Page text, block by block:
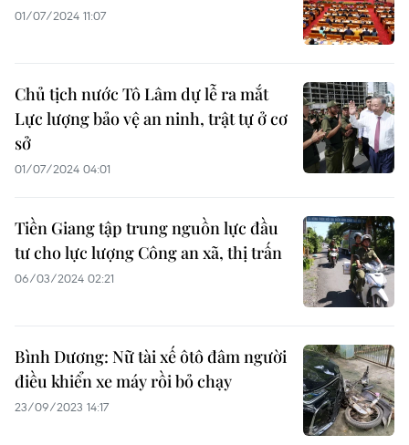
01/07/2024 11:07
Chủ tịch nước Tô Lâm dự lễ ra mắt
Lực lượng bảo vệ an ninh, trật tự ở cơ
sở
01/07/2024 04:01
Tiền Giang tập trung nguồn lực đầu
tư cho lực lượng Công an xã, thị trấn
06/03/2024 02:21
Bình Dương: Nữ tài xế ôtô đâm người
điều khiển xe máy rồi bỏ chạy
23/09/2023 14:17